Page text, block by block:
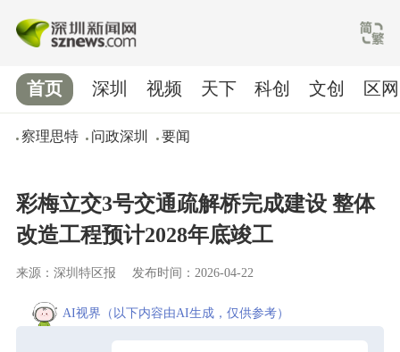
首页
察理思特 问政深圳 要闻
深圳 视频 天下 科创 文创 区网
彩梅立交3号交通疏解桥完成建设 整体
改造工程预计2028年底竣工
来源：深圳特区报 发布时间：2026-04-22
AI视界 （以下内容由AI生成，仅供参考）